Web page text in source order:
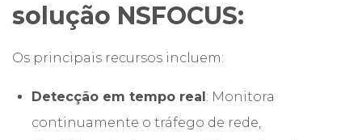
solução NSFOCUS:
Os principais recursos incluem:
Detecção em tempo real: Monitora
continuamente o tráfego de rede,